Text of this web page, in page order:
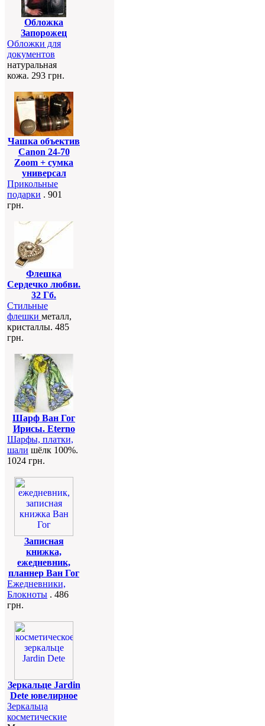
Обложка
Запорожец
Обложки для
документов
натуральная
кожа. 293 грн.
Чашка объектив
Canon 24-70
Zoom + сумка
универсал
Прикольные
подарки . 901
грн.
Флешка
Сердечко любви.
32 Гб.
Стильные
флешки металл,
кристаллы. 485
грн.
Шарф Ван Гог
Ирисы. Eterno
Шарфы, платки,
шали шёлк 100%.
1024 грн.
Записная
книжка,
ежедневник,
планнер Ван Гог
Ежедневники,
Блокноты . 486
грн.
Зеркальце Jardin
Dete ювелирное
Зеркальца
косметические